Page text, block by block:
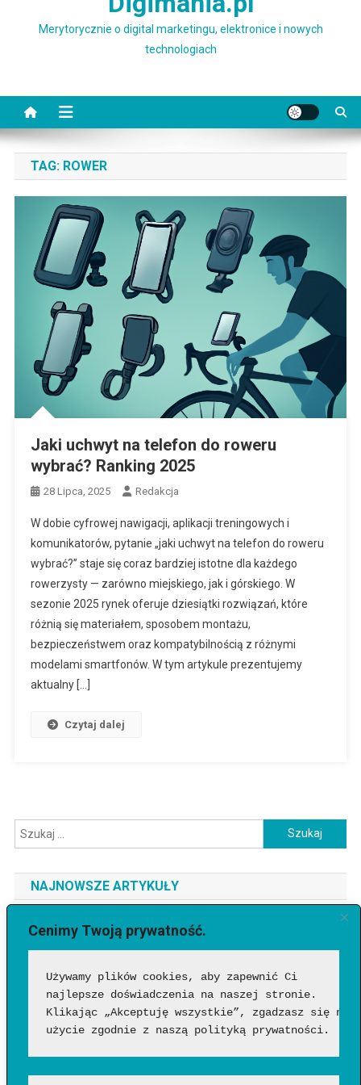
Cenimy Twoją prywatność.
Używamy plików cookies, aby zapewnić Ci
najlepsze doświadczenia na naszej stronie.
Klikając „Akceptuję wszystkie”, zgadzasz się
użycie zgodnie z naszą polityką prywatności.
Merytorycznie o digital marketingu, elektronice i nowych
technologiach
TAG: ROWER
Jaki uchwyt na telefon do roweru
wybrać? Ranking 2025
28 Lipca, 2025 Redakcja
W dobie cyfrowej nawigacji, aplikacji treningowych i
komunikatorów, pytanie „jaki uchwyt na telefon do roweru
wybrać?” staje się coraz bardziej istotne dla każdego
rowerzysty — zarówno miejskiego, jak i górskiego. W
sezonie 2025 rynek oferuje dziesiątki rozwiązań, które
różnią się materiałem, sposobem montażu,
bezpieczeństwem oraz kompatybilnością z różnymi
modelami smartfonów. W tym artykule prezentujemy
aktualny […]
Czytaj dalej
Szukaj:
NAJNOWSZE ARTYKUŁY
Jaki telefon do 3500 zł wybrać? Ranking najlepszych modeli
[2026]
Jak sprawdzić, czy wideo wygenerowała AI?
Google Flow Music – co to takiego, jak działa i czy warto?
Funkcje, możliwości i pierwsze wrażenia
Jakich zawodów nie zastąpi AI? Profesje, w których człowiek
nadal będzie niezastąpiony?